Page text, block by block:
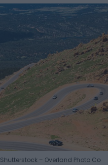
Shutterstock – Overland Photo Co